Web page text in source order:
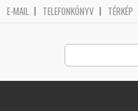
E-MAIL TELEFONKÖNYV TÉRKÉP